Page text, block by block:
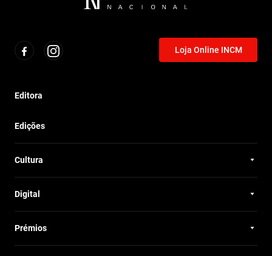
Loja Online INCM
Editora
Edições
Cultura
Digital
Prémios